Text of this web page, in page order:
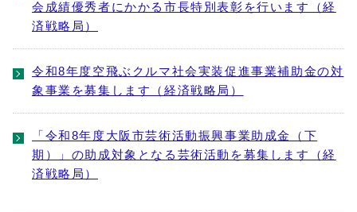
会成績優秀者にかかる市長特別表彰を行います（経
済戦略局）
令和8年度空飛ぶクルマ社会実装促進事業補助金の対
象事業を募集します（経済戦略局）
「令和8年度大阪市芸術活動振興事業助成金（下
期）」の助成対象となる芸術活動を募集します（経
済戦略局）